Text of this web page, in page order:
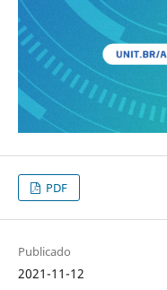
PDF
Publicado
2021-11-12